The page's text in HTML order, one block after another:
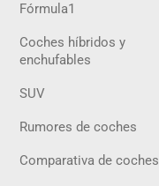
Fórmula1
Coches híbridos y
enchufables
SUV
Rumores de coches
Comparativa de coches